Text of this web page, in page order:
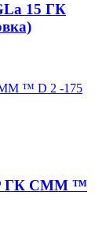
15 ГК
ГК СММ ™